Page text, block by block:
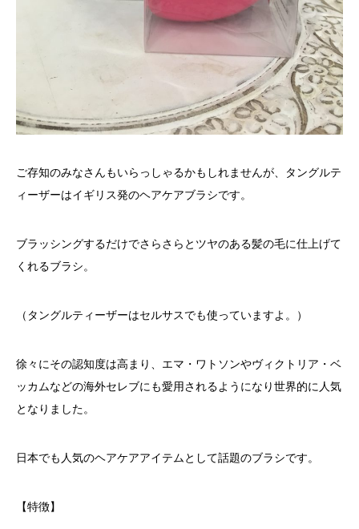
ご存知のみなさんもいらっしゃるかもしれませんが、タングルテ
ィーザーはイギリス発のヘアケアブラシです。
ブラッシングするだけでさらさらとツヤのある髪の毛に仕上げて
くれるブラシ。
（タングルティーザーはセルサスでも使っていますよ。）
徐々にその認知度は高まり、エマ・ワトソンやヴィクトリア・ベ
ッカムなどの海外セレブにも愛用されるようになり世界的に人気
となりました。
日本でも人気のヘアケアアイテムとして話題のブラシです。
【特徴】